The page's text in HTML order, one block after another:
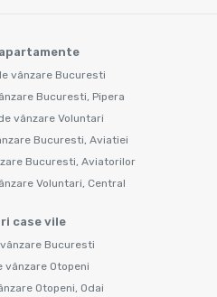
vânzare Bucuresti
Bucuresti, Pipera
vânzare Voluntari
Bucuresti, Aviatiei
Bucuresti, Aviatorilor
Voluntari, Central
case vile
Bucuresti
vânzare Otopeni
Otopeni, Odai